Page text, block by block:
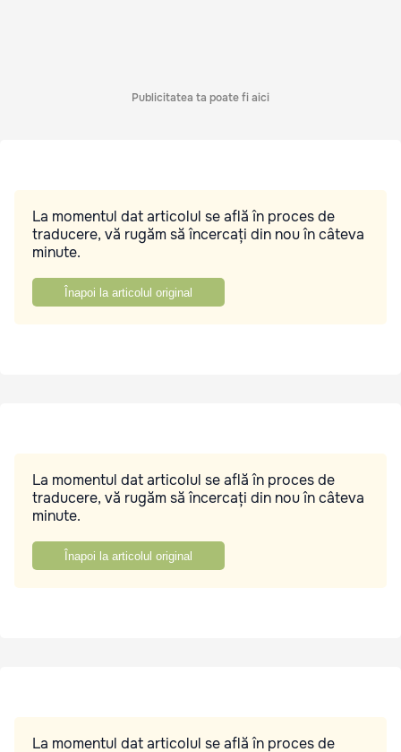
Publicitatea ta poate fi aici
La momentul dat articolul se află în proces de
traducere, vă rugăm să încercați din nou în câteva
minute.
Înapoi la articolul original
La momentul dat articolul se află în proces de
traducere, vă rugăm să încercați din nou în câteva
minute.
Înapoi la articolul original
La momentul dat articolul se află în proces de